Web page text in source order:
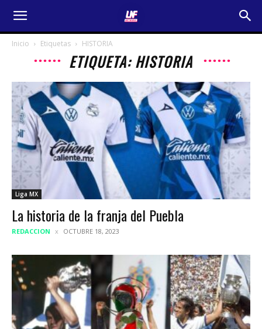
Inicio Etiquetas HISTORIA
ETIQUETA: HISTORIA
Liga MX
La historia de la franja del Puebla
REDACCION OCTUBRE 18, 2023